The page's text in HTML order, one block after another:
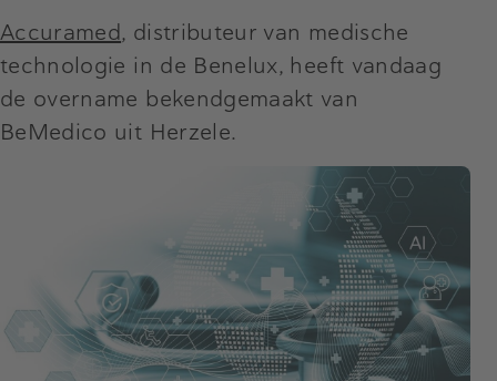
Accuramed, distributeur van medische
technologie in de Benelux, heeft vandaag
de overname bekendgemaakt van
BeMedico uit Herzele.